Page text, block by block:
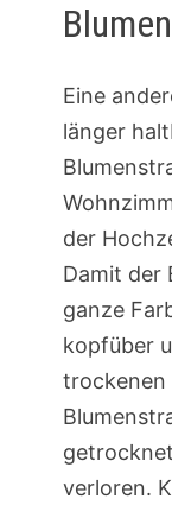
Eine
länger
der
Damit der
ganze
kopfüber
trockenen
verloren.